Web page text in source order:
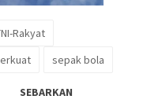
Rakyat
sepak bola
SEBARKAN